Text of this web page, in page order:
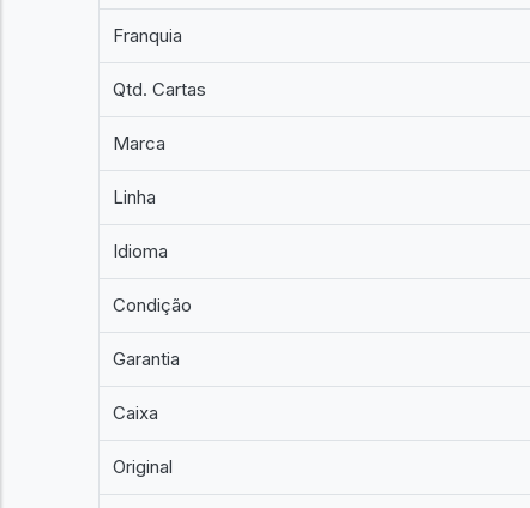
Franquia
Qtd. Cartas
Marca
Linha
Idioma
Condição
Garantia
Caixa
Original